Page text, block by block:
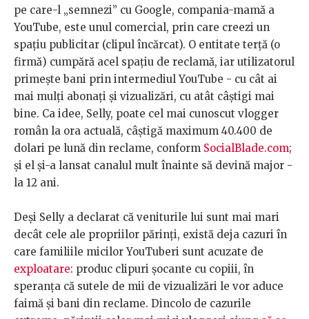
pe care-l „semnezi” cu Google, compania-mamă a
YouTube, este unul comercial, prin care creezi un
spațiu publicitar (clipul încărcat). O entitate terță (o
firmă) cumpără acel spațiu de reclamă, iar utilizatorul
primește bani prin intermediul YouTube - cu cât ai
mai mulți abonați și vizualizări, cu atât câștigi mai
bine. Ca idee, Selly, poate cel mai cunoscut vlogger
român la ora actuală, câștigă maximum 40.400 de
dolari pe lună din reclame, conform SocialBlade.com;
și el și-a lansat canalul mult înainte să devină major -
la 12 ani.
Deși Selly a declarat că veniturile lui sunt mai mari
decât cele ale propriilor părinți, există deja cazuri în
care familiile micilor YouTuberi sunt acuzate de
exploatare: produc clipuri șocante cu copiii, în
speranța că sutele de mii de vizualizări le vor aduce
faimă și bani din reclame. Dincolo de cazurile